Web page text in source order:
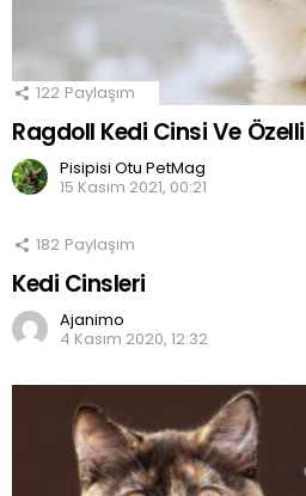
122 Paylaşım
Ragdoll Kedi Cinsi Ve
Pisipisi Otu PetMag
15 Kasım 2021, 00:21
182 Paylaşım
Kedi Cinsleri
Ajanimo
4 Kasım 2020, 12:32